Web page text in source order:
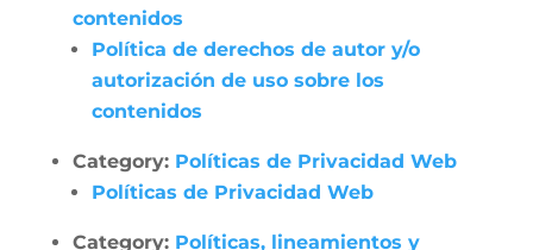
contenidos
Política de derechos de autor y/o
autorización de uso sobre los
contenidos
Category: Políticas de Privacidad Web
Políticas de Privacidad Web
Category: Políticas, lineamientos y